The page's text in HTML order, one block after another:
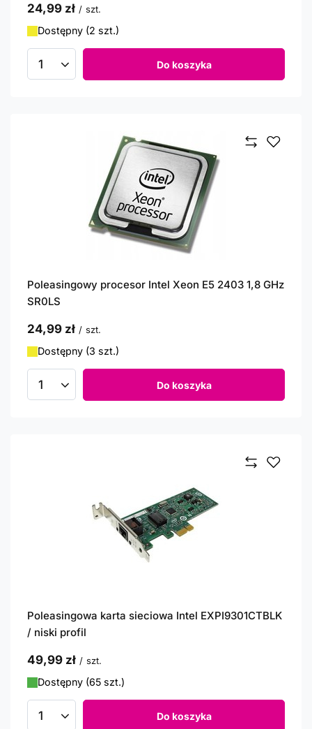
24,99 zł / szt.
Dostępny (2 szt.)
Ilość produktów Do koszyka
Poleasingowy procesor Intel Xeon E5 2403 1,8 GHz
SR0LS
24,99 zł / szt.
Dostępny (3 szt.)
Ilość produktów Do koszyka
Poleasingowa karta sieciowa Intel EXPI9301CTBLK
/ niski profil
49,99 zł / szt.
Dostępny (65 szt.)
Ilość produktów Do koszyka